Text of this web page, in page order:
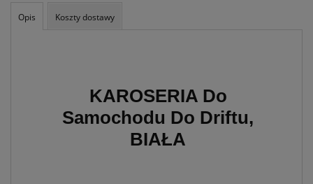
Opis Koszty dostawy
KAROSERIA Do
Samochodu Do Driftu,
BIAŁA
uchylenia dyrektywy
umożliwiające bezpośrednie
dotarcie do innych stron
internetowych bądź też
podczas korzystania z